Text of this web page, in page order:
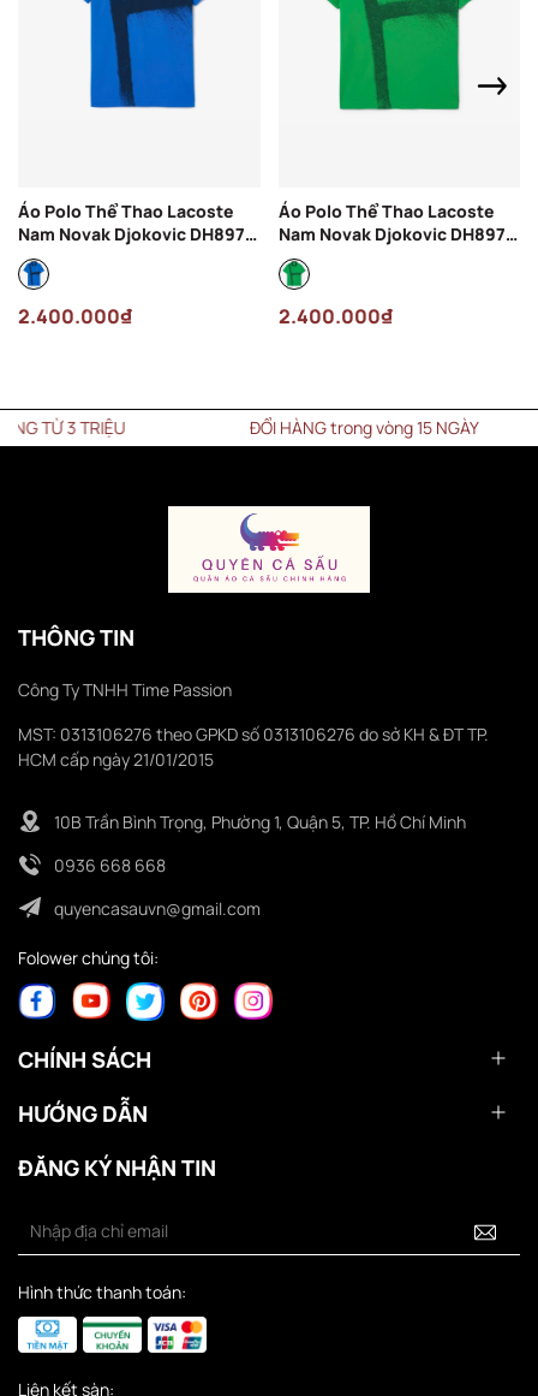
Áo Polo Thể Thao Lacoste
Nam Novak Djokovic DH8971-
00-3D3 Màu Xanh Dương
2.400.000₫
Áo Polo Thể Thao Lacoste
Nam Novak Djokovic DH8971-
00-SIW Màu Xanh Lá
2.400.000₫
3 TRIỆU ĐỔI HÀNG trong vòng 15 NGÀY
THÔNG TIN
Công Ty TNHH Time Passion
MST: 0313106276 theo GPKD số 0313106276 do sở KH & ĐT TP.
HCM cấp ngày 21/01/2015
10B Trần Bình Trọng, Phường 1, Quận 5, TP. Hồ Chí Minh
0936 668 668
quyencasauvn@gmail.com
Folower chúng tôi:
CHÍNH SÁCH
HƯỚNG DẪN
ĐĂNG KÝ NHẬN TIN
Hình thức thanh toán:
Liên kết sàn: